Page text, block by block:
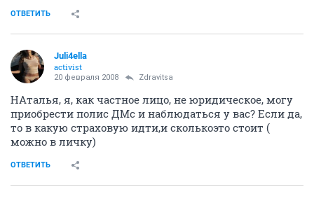
ОТВЕТИТЬ
Juli4ella
activist
20 февраля 2008 Zdravitsa
НАталья, я, как частное лицо, не юридическое, могу
приобрести полис ДМс и наблюдаться у вас? Если да,
то в какую страховую идти,и сколькоэто стоит (
можно в личку)
ОТВЕТИТЬ